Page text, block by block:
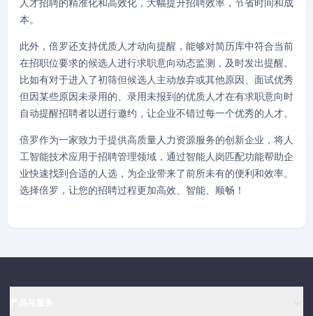
人才招聘的精准化和高效化，大幅提升招聘效率，节省时间和成
本。
此外，倍罗还支持优质人才动向提醒，能够对简历库中符合当前
在招职位要求的候选人进行求职意向动态监测，及时发出提醒。
比如有对于进入了初筛但候选人主动放弃或其他原因、面试优秀
但因某些原因未录用的、录用未报到的优质人才在有求职意向时
自动提醒招聘者以进行邀约，让企业不错过每一个优秀的人才。
倍罗作为一家致力于提供高质量人力资源服务的创新企业，将人
工智能技术应用于招聘管理领域，通过智能人岗匹配功能帮助企
业快速找到合适的人选，为企业带来了前所未有的便利和效率。
选择倍罗，让您的招聘过程更加高效、智能、顺畅！